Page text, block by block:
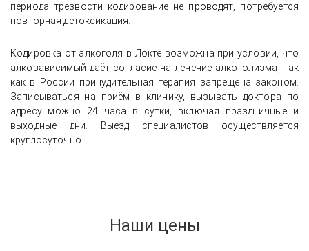
периода трезвости кодирование не проводят, потребуется
повторная детоксикация.
Кодировка от алкоголя в Локте возможна при условии, что
алкозависимый даёт согласие на лечение алкоголизма, так
как в России принудительная терапия запрещена законом.
Записываться на приём в клинику, вызывать доктора по
адресу можно 24 часа в сутки, включая праздничные и
выходные дни. Выезд специалистов осуществляется
круглосуточно.
Наши цены